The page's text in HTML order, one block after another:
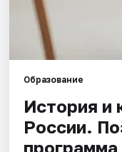
Образование
История и
России.